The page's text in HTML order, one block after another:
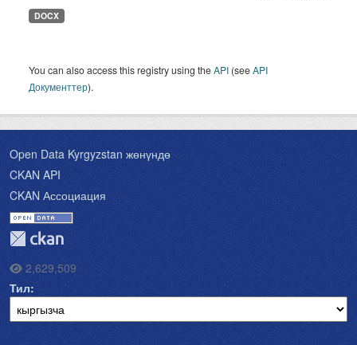
DOCX
You can also access this registry using theAPI (seeAPI
Документтер).
Open Data Kyrgyzstan жөнүндө
CKAN API
CKAN Ассоциация
2,629,509
Тил